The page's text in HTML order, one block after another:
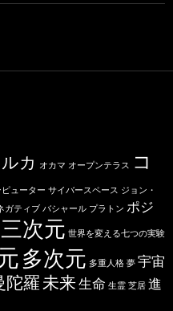
カ オカマ オープンテラス
コ
ピューター サイバースペース ジョン・
ガティブ バシャール プラトン ポジ
三次元 世界を変える七つの実験
多次元 多重人格 夢 宇宙
陀羅 未来生命 生霊 芝居 進